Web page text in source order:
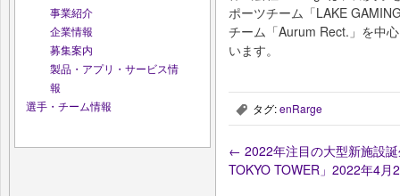
事業紹介
企業情報
募集案内
製品・アプリ・サービス情
報
選手・チーム情報
ポーツチーム「LAKE
チーム「Aurum Rect.」を中
います。
, タグ:enRarge
← 2022年注目の大型新施設
TOKYO TOWER」2022年4